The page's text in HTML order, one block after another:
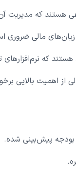
هستند که
زیان‌های مالی ضروری
هستند که
از اهمیت بالایی
بودجه پیش‌بینی شده.